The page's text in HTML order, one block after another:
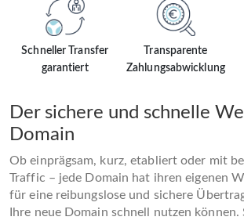
Schneller Transfer
garantiert
Transparente
Zahlungsabwicklung
Der sichere und schnelle
Domain
Ob einprägsam, kurz, etabliert oder mit
Traffic – jede Domain hat ihren eigenen
für eine reibungslose und sichere
Ihre neue Domain schnell nutzen können.